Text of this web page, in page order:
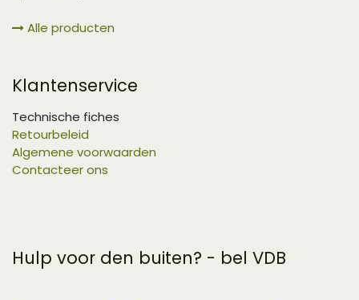
Alle producten
Klantenservice
Technische fiches
Retourbeleid
Algemene voorwaarden
Contacteer ons
Hulp voor den buiten? - bel VDB